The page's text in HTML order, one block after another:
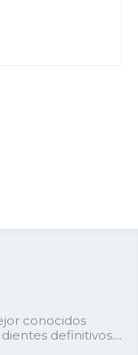
conocidos
definitivos....